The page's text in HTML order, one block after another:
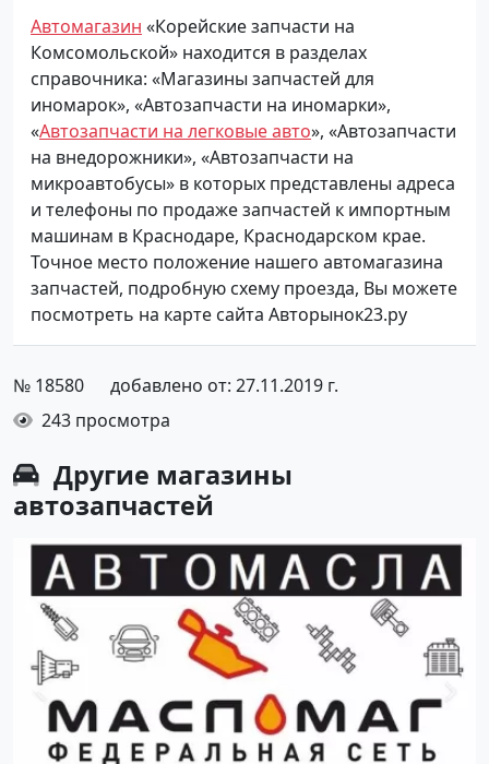
Автомагазин «Корейские запчасти на
Комсомольской» находится в разделах
справочника: «Магазины запчастей для
иномарок», «Автозапчасти на иномарки»,
«Автозапчасти на легковые авто», «Автозапчасти
на внедорожники», «Автозапчасти на
микроавтобусы» в которых представлены адреса
и телефоны по продаже запчастей к импортным
машинам в Краснодаре, Краснодарском крае.
Точное место положение нашего автомагазина
запчастей, подробную схему проезда, Вы можете
посмотреть на карте сайта Авторынок23.ру
№ 18580
добавлено от: 27.11.2019 г.
243 просмотра
Другие магазины
автозапчастей